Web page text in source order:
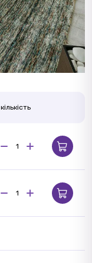
кількість